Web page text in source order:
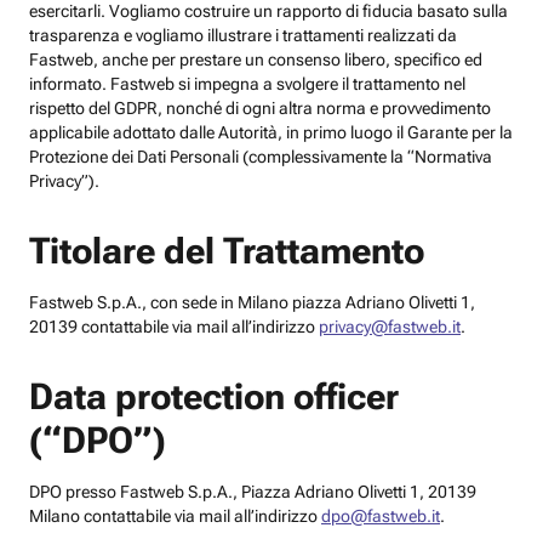
esercitarli. Vogliamo costruire un rapporto di fiducia basato sulla
trasparenza e vogliamo illustrare i trattamenti realizzati da
Fastweb, anche per prestare un consenso libero, specifico ed
informato. Fastweb si impegna a svolgere il trattamento nel
rispetto del GDPR, nonché di ogni altra norma e provvedimento
applicabile adottato dalle Autorità, in primo luogo il Garante per la
Protezione dei Dati Personali (complessivamente la “Normativa
Privacy”).
Titolare del Trattamento
Fastweb S.p.A., con sede in Milano piazza Adriano Olivetti 1,
20139 contattabile via mail all’indirizzo privacy@fastweb.it.
Data protection officer
(“DPO”)
DPO presso Fastweb S.p.A., Piazza Adriano Olivetti 1, 20139
Milano contattabile via mail all’indirizzodpo@fastweb.it.